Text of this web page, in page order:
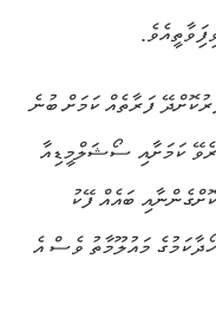
ފަރާތެއް ކަމަށް ބުނެ
ކަމަށާއި ސޯޝަލްމީޑިއާ
ބައެއް ފޭކު
މައުލޫމާތު ވެސް އެ